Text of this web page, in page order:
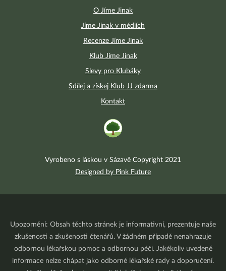
O Jíme Jinak
Jíme Jinak v médiích
Recenze Jíme Jinak
Klub Jíme Jinak
Slevy pro Klubáky
Sdílej a získej Klub JJ zdarma
Kontakt
Vyrobeno s láskou v Sázavě Copyright 2021
Designed by Pink Future
Upozornění: Obsah těchto stránek je informativní, prezentuje naše
zkušenosti a zkušenosti čtenářů. V žádném případě nenahrazuje
odbornou lékařskou pomoc a odbornou péči. Jakékoliv uvedené
informace nelze chápat jako odborné lékařské rady a doporučení.